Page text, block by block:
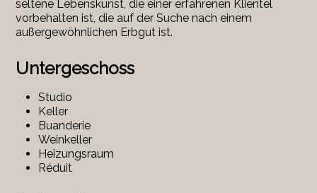
seltene Lebenskunst, die einer erfahrenen Klientel
vorbehalten ist, die auf der Suche nach einem
außergewöhnlichen Erbgut ist.
Untergeschoss
Studio
Keller
Buanderie
Weinkeller
Heizungsraum
Réduit